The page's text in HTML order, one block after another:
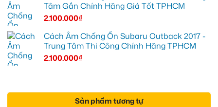
Tâm Gắn Chính Hãng Giá Tốt TPHCM
2.100.000₫
Cách Âm Chống Ồn Subaru Outback 2017 -
Trung Tâm Thi Công Chính Hãng TPHCM
2.100.000₫
Sản phẩm tương tự